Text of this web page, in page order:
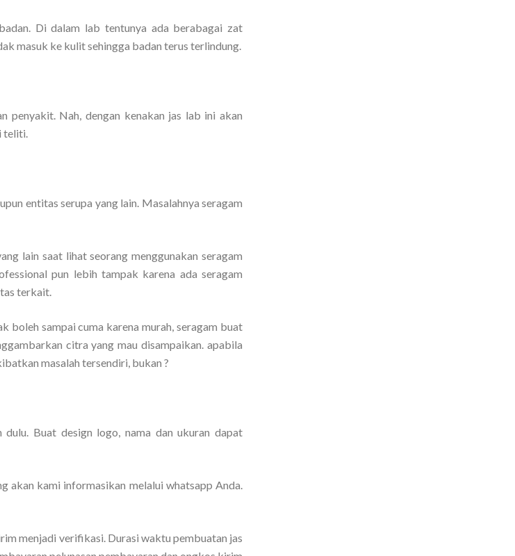
Di dalam lab tentunya ada berabagai zat
masuk ke kulit sehingga badan terus terlindung.
penyakit. Nah, dengan kenakan jas lab ini akan
teliti.
entitas serupa yang lain. Masalahnya seragam
lain saat lihat seorang menggunakan seragam
pun lebih tampak karena ada seragam
terkait.
boleh sampai cuma karena murah, seragam buat
citra yang mau disampaikan. apabila
masalah tersendiri, bukan ?
Buat design logo, nama dan ukuran dapat
akan kami informasikan melalui whatsapp Anda.
menjadi verifikasi. Durasi waktu pembuatan jas